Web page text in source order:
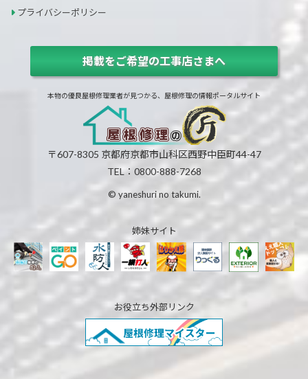
プライバシーポリシー
掲載をご希望の工事店さまへ
本物の優良屋根修理業者が見つかる、屋根修理の情報ポータルサイト
〒607-8305 京都府京都市山科区西野中臣町44-47
TEL：0800-888-7268
© yaneshuri no takumi.
姉妹サイト
お役立ち外部リンク